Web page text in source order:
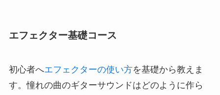
エフェクター基礎コース
初心者へエフェクターの使い方を基礎から教えま
す。憧れの曲のギターサウンドはどのように作ら